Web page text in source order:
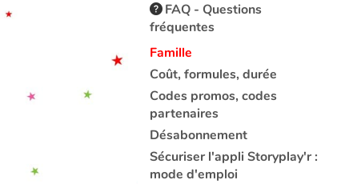
FAQ - Questions
fréquentes
Famille
Coût, formules, durée
Codes promos, codes
partenaires
Désabonnement
Sécuriser l'appli Storyplay'r :
mode d'emploi